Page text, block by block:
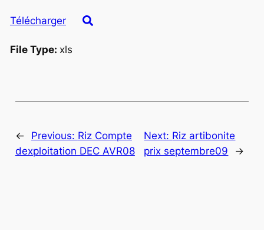
Télécharger
File Type: xls
← Previous: Riz Compte
dexploitation DEC AVR08
Next: Riz artibonite
prix septembre09
→